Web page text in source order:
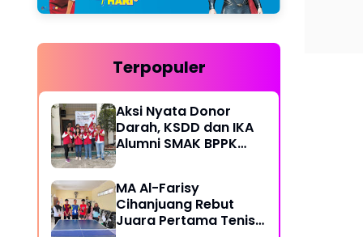
Terpopuler
Aksi Nyata Donor
Darah, KSDD dan IKA
Alumni SMAK BPPK
MA Al-Farisy
Cihanjuang Rebut
Juara Pertama Tenis